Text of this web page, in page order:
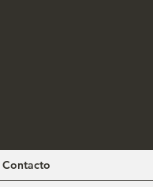
Contacto